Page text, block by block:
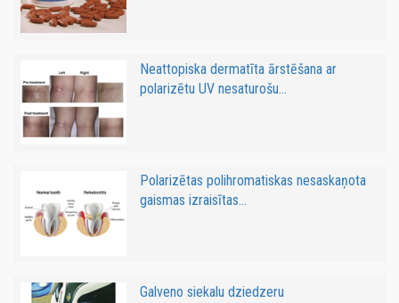
Neattopiska dermatīta ārstēšana ar
polarizētu UV nesaturošu...
Polarizētas polihromatiskas nesaskaņota
gaismas izraisītas...
Galveno siekalu dziedzeru